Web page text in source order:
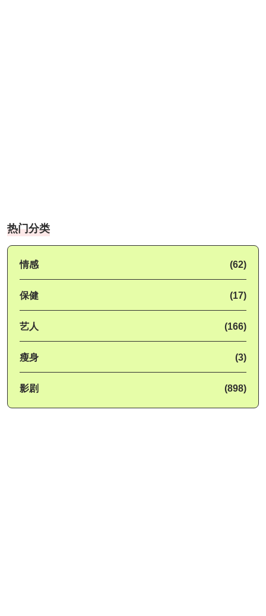
热门分类
情感 (62)
保健 (17)
艺人 (166)
瘦身 (3)
影剧 (898)